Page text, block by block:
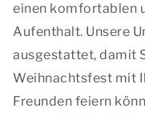
einen komfortablen
Aufenthalt. Unsere
ausgestattet, damit
Weihnachtsfest mit
Freunden feiern